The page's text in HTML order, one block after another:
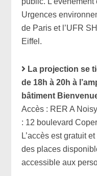
Urgences
de Paris et l’UFR
Eiffel.
La projection se
de 18h à 20h à
bâtiment
Accès : RER A
: 12 boulevard
L’accès est gratuit
des places
accessible aux